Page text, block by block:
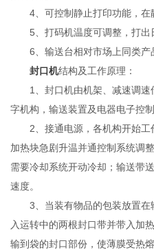
4、可控制静止打印功能，在
5、打码机温度可调整，打出
6、输送台相对市场上同类产
封口机结构及工作原理：
1、封口机由机架、减速调速
字机构，输送装置及电器电子控
2、接通电源，各机构开始工
加热块急剧升温并通控制系统调
需要冷却系统开动冷却；输送带
速度。
3、当装有物品的包装放置在
入运转中的两根封口带并带入加
输到袋的封口部份，使薄膜受热